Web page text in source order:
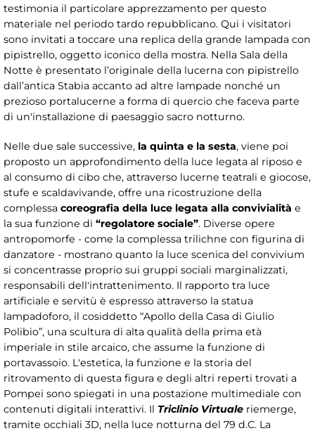
testimonia il particolare apprezzamento per questo
materiale nel periodo tardo repubblicano. Qui i visitatori
sono invitati a toccare una replica della grande lampada con
pipistrello, oggetto iconico della mostra. Nella Sala della
Notte è presentato l’originale della lucerna con pipistrello
dall’antica Stabia accanto ad altre lampade nonché un
prezioso portalucerne a forma di quercio che faceva parte
di un'installazione di paesaggio sacro notturno.
Nelle due sale successive, la quinta e la sesta, viene poi
proposto un approfondimento della luce legata al riposo e
al consumo di cibo che, attraverso lucerne teatrali e giocose,
stufe e scaldavivande, offre una ricostruzione della
complessa coreografia della luce legata alla convivialità e
la sua funzione di “regolatore sociale”. Diverse opere
antropomorfe - come la complessa trilichne con figurina di
danzatore - mostrano quanto la luce scenica del convivium
si concentrasse proprio sui gruppi sociali marginalizzati,
responsabili dell'intrattenimento. Il rapporto tra luce
artificiale e servitù è espresso attraverso la statua
lampadoforo, il cosiddetto “Apollo della Casa di Giulio
Polibio”, una scultura di alta qualità della prima età
imperiale in stile arcaico, che assume la funzione di
portavassoio. L'estetica, la funzione e la storia del
ritrovamento di questa figura e degli altri reperti trovati a
Pompei sono spiegati in una postazione multimediale con
contenuti digitali interattivi. Il Triclinio Virtuale riemerge,
tramite occhiali 3D, nella luce notturna del 79 d.C. La